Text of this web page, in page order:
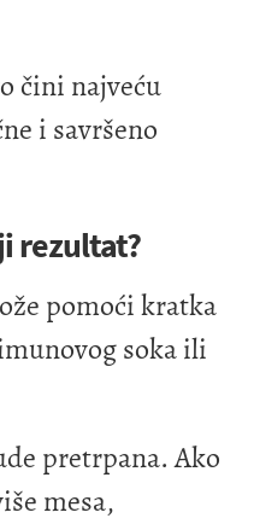
čini najveću
i savršeno
rezultat?
pomoći kratka
soka ili
pretrpana. Ako
mesa,